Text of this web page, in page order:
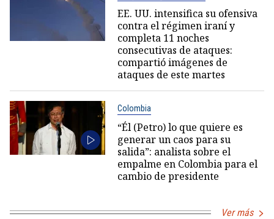
EE. UU. intensifica su ofensiva
contra el régimen iraní y
completa 11 noches
consecutivas de ataques:
compartió imágenes de
ataques de este martes
Colombia
“Él (Petro) lo que quiere es
generar un caos para su
salida”: analista sobre el
empalme en Colombia para el
cambio de presidente
Ver más